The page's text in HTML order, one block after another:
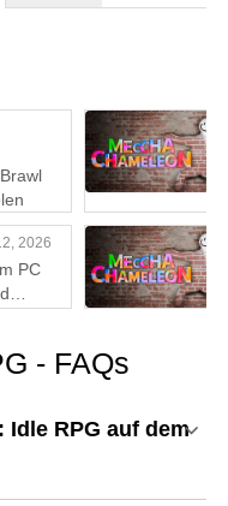
2026
PC
- FAQs
Idle RPG auf dem